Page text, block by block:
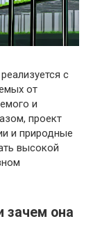
с
от
и
проект
и природные
высокой
зачем она